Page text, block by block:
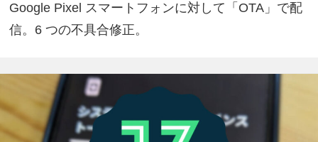
Google Pixel スマートフォンに対して「OTA」で配
信。6 つの不具合修正。